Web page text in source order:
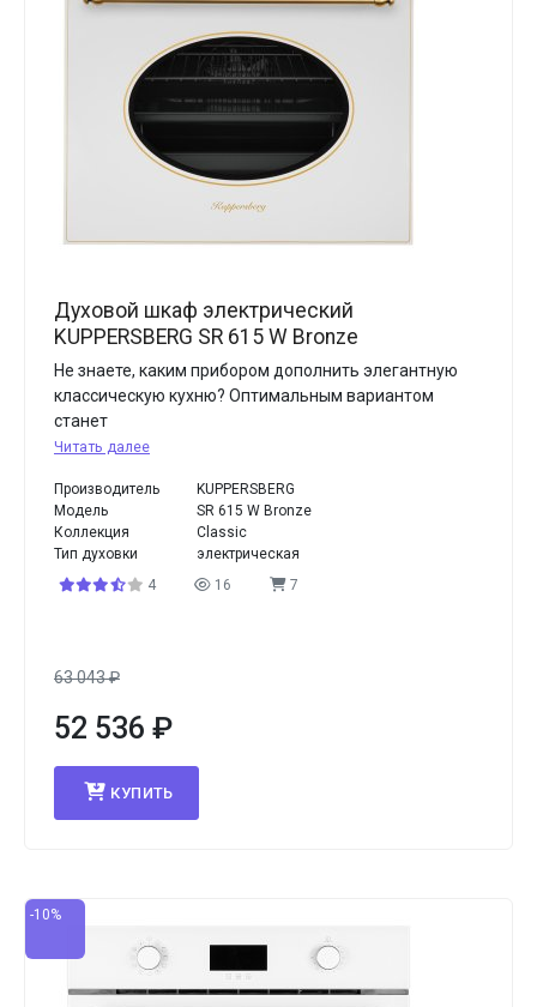
Духовой шкаф электрический
KUPPERSBERG SR 615 W Bronze
Не знаете, каким прибором дополнить элегантную
классическую кухню? Оптимальным вариантом
станет
Читать далее
Производитель
KUPPERSBERG
Модель
SR 615 W Bronze
Коллекция
Classic
Тип духовки
электрическая
4
16 7
63 043₽
52 536 ₽
КУПИТЬ
-10%